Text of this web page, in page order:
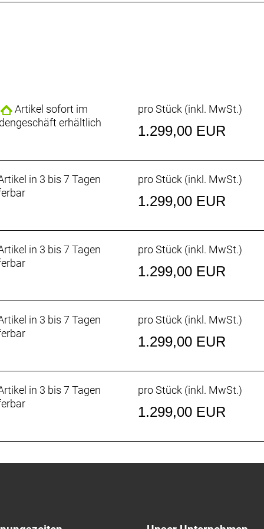
Checkpoint ALR alles transportieren, was du für
all deinen Taschen auch zusätzliche Trinkflaschen
höheren Stack und kürzerem Reach bietet ein
Federgabel
Dropper-Sattelstütze für Fahrer, die technische
emissionsintensives Aluminium aus unserer
das unter Nutzung erneuerbarer Energien hergestellt
für Rahmentasche, Flat Mount
Artikel sofort im
erhältlich
pro Stück (inkl. MwSt.)
1.299,00 EUR
in 3 bis 7 Tagen
pro Stück (inkl. MwSt.)
1.299,00 EUR
in 3 bis 7 Tagen
pro Stück (inkl. MwSt.)
1.299,00 EUR
in 3 bis 7 Tagen
pro Stück (inkl. MwSt.)
1.299,00 EUR
in 3 bis 7 Tagen
pro Stück (inkl. MwSt.)
1.299,00 EUR